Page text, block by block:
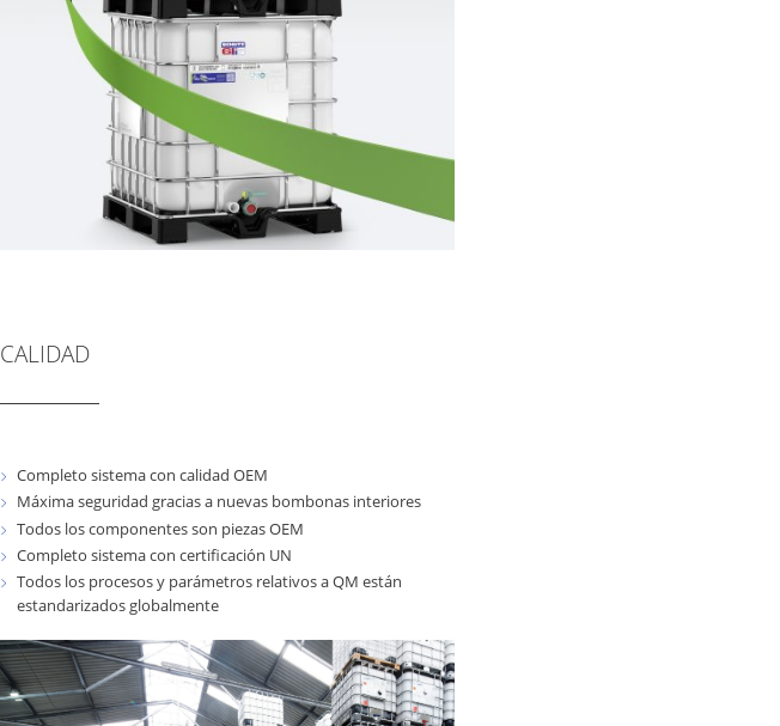
CALIDAD
Completo sistema con calidad OEM
Máxima seguridad gracias a nuevas bombonas interiores
Todos los componentes son piezas OEM
Completo sistema con certificación UN
Todos los procesos y parámetros relativos a QM están
estandarizados globalmente